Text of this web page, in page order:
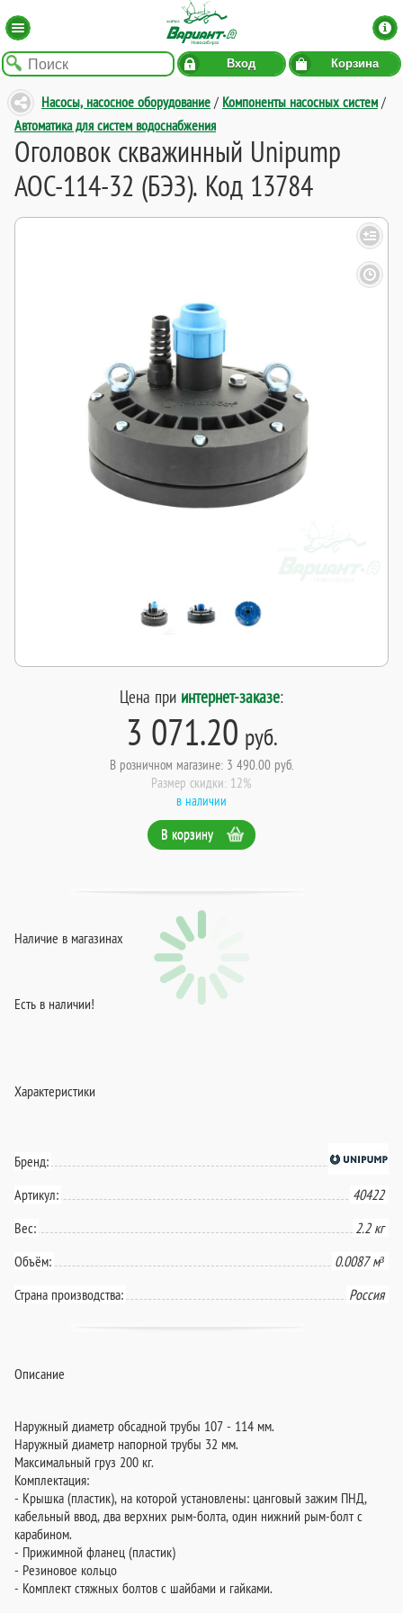
Вход Корзина
Насосы, насосное оборудование / Компоненты насосных систем /
Автоматика для систем водоснабжения
Оголовок скважинный Unipump
АОС-114-32 (БЭЗ). Код 13784
Цена при интернет-заказе:
3 071.20 руб.
В розничном магазине: 3 490.00 руб.
Размер скидки: 12%
в наличии
В корзину
Наличие в магазинах
Есть в наличии!
Характеристики
Бренд:
Артикул:
40422
Вес:
2.2 кг
Объём:
0.0087 м³
Страна производства:
Россия
Описание
Наружный диаметр обсадной трубы 107 - 114 мм.
Наружный диаметр напорной трубы 32 мм.
Максимальный груз 200 кг.
Комплектация:
- Крышка (пластик), на которой установлены: цанговый зажим ПНД,
кабельный ввод, два верхних рым-болта, один нижний рым-болт с
карабином.
- Прижимной фланец (пластик)
- Резиновое кольцо
- Комплект стяжных болтов с шайбами и гайками.